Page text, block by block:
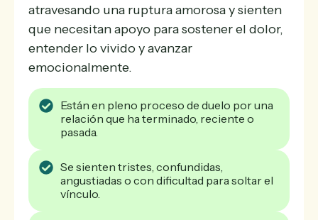
atravesando una ruptura amorosa y sienten
que necesitan apoyo para sostener el dolor,
entender lo vivido y avanzar
emocionalmente.
Están en pleno proceso de duelo por una
relación que ha terminado, reciente o
pasada.
Se sienten tristes, confundidas,
angustiadas o con dificultad para soltar el
vínculo.